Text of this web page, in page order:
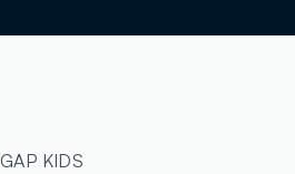
GAP KIDS